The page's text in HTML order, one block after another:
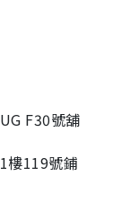
UG F30號舖
1樓119號鋪